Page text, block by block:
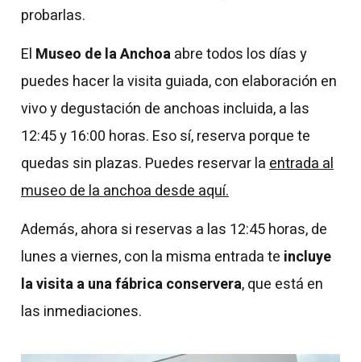
probarlas.
El Museo de la Anchoaabre todos los días y
puedes hacer la visita guiada, con elaboración en
vivo y degustación de anchoas incluida, a las
12:45 y 16:00 horas. Eso sí, reserva porque te
quedas sin plazas. Puedes reservar laentrada al
museo de la anchoa desde aquí.
Además, ahora si reservas a las 12:45 horas, de
lunes a viernes, con la misma entrada te incluye
la visita a una fábrica conservera, que está en
las inmediaciones.